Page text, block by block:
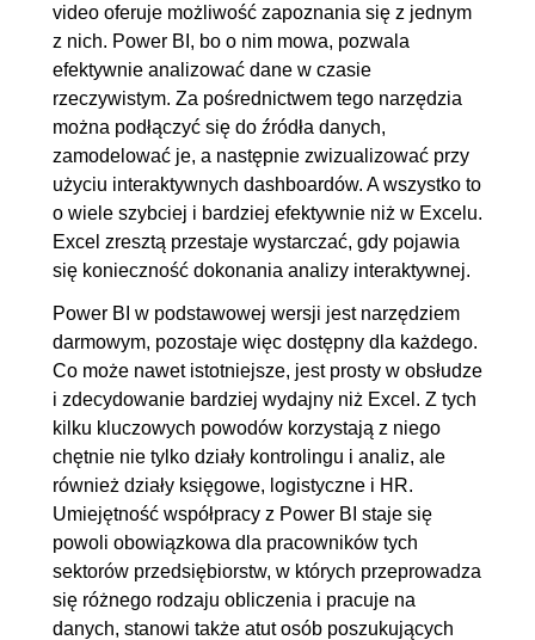
3.1. Unpivot część 1.
00:08:57
3.2. Unpivot część 2.
00:01:34
3.3. Podział tekstu na wiersze
3.4. Kolumna przestawna
00:04:57
3.5. Grupowanie danych
00:05:14
4. Pobieranie danych - tabele,
katalogi
00:55:14
4.1. Pobieranie danych z
kilku tabel
OGLĄDAJ »
00:09:27
4.2. Pobieranie danych z
katalogu część 1.
00:11:35
4.3. Pobieranie danych z
katalogu część 2.
00:20:33
4.4. Pobieranie danych z
katalogu część 3.
00:13:39
5. Scalanie i dołączanie zapytań 00:23:45
5.1. Scalanie zapytań
video oferuje możliwość zapoznania się z jednym
z nich. Power BI, bo o nim mowa, pozwala
efektywnie analizować dane w czasie
rzeczywistym. Za pośrednictwem tego narzędzia
można podłączyć się do źródła danych,
zamodelować je, a następnie zwizualizować przy
użyciu interaktywnych dashboardów. A wszystko to
o wiele szybciej i bardziej efektywnie niż w Excelu.
Excel zresztą przestaje wystarczać, gdy pojawia
się konieczność dokonania analizy interaktywnej.
Power BI w podstawowej wersji jest narzędziem
darmowym, pozostaje więc dostępny dla każdego.
Co może nawet istotniejsze, jest prosty w obsłudze
i zdecydowanie bardziej wydajny niż Excel. Z tych
kilku kluczowych powodów korzystają z niego
chętnie nie tylko działy kontrolingu i analiz, ale
również działy księgowe, logistyczne i HR.
Umiejętność współpracy z Power BI staje się
powoli obowiązkowa dla pracowników tych
sektorów przedsiębiorstw, w których przeprowadza
się różnego rodzaju obliczenia i pracuje na
danych, stanowi także atut osób poszukujących